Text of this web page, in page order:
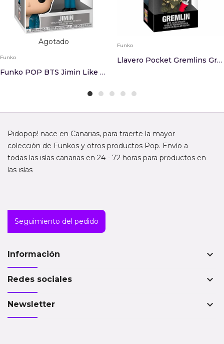
Agotado
Funko
Funko POP BTS Jimin Like Crazy 468
Funko
Llavero Pocket Gremlins Gremlin With 3D Glasses
Pidopop! nace en Canarias, para traerte la mayor
colección de Funkos y otros productos Pop. Envío a
todas las islas canarias en 24 - 72 horas para productos en
las islas
Seguimiento del pedido
Información keyboard_arrow_down
Redes sociales keyboard_arrow_down
Newsletter keyboard_arrow_down